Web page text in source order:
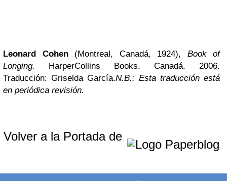
Leonard Cohen(Montreal, Canadá, 1924), Book of
Longing.
HarperCollins Books. Canadá. 2006.
Traducción: Griselda García.N.B.: Esta traducción está
en periódica revisión.
Volver a la Portada de